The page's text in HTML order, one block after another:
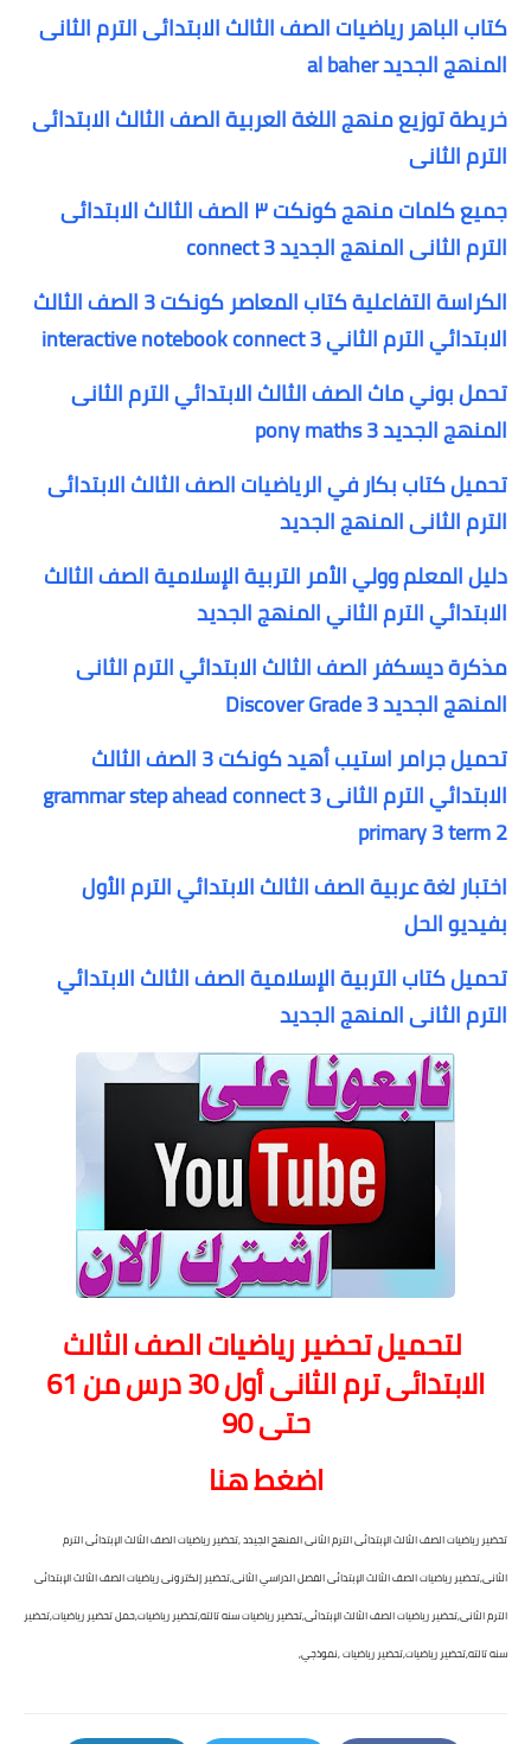
كتاب الباهر رياضيات الصف الثالث الابتدائى الترم الثانى
المنهج الجديد al baher
خريطة توزيع منهج اللغة العربية الصف الثالث الابتدائى
الترم الثانى
جميع كلمات منهج كونكت ٣ الصف الثالث الابتدائى
الترم الثانى المنهج الجديد connect 3
الكراسة التفاعلية كتاب المعاصر كونكت 3 الصف الثالث
الابتدائي الترم الثاني interactive notebook connect 3
تحمل بوني ماث الصف الثالث الابتدائي الترم الثانى
المنهج الجديد pony maths 3
تحميل كتاب بكار في الرياضيات الصف الثالث الابتدائى
الترم الثانى المنهج الجديد
دليل المعلم وولي الأمر التربية الإسلامية الصف الثالث
الابتدائي الترم الثاني المنهج الجديد
مذكرة ديسكفر الصف الثالث الابتدائي الترم الثانى
المنهج الجديد Discover Grade 3
تحميل جرامر استيب أهيد كونكت 3 الصف الثالث
الابتدائي الترم الثانى grammar step ahead connect 3
primary 3 term 2
اختبار لغة عربية الصف الثالث الابتدائي الترم الأول
بفيديو الحل
تحميل كتاب التربية الإسلامية الصف الثالث الابتدائي
الترم الثانى المنهج الجديد
لتحميل تحضير رياضيات الصف الثالث
الابتدائى ترم الثانى أول 30 درس من 61
حتى 90
اضغط هنا
تحضير رياضيات الصف الثالث الإبتدائى الترم الثانى المنهج الجيدد ,تحضير رياضيات الصف الثالث الإبتدائى الترم
الثانى,تحضير رياضيات الصف الثالث الإبتدائى الفصل الدراسي الثانى,تحضير إلكترونى رياضيات الصف الثالث الإبتدائى
الترم الثانى,تحضير رياضيات الصف الثالث الإبتدائى,تحضير رياضيات سنه تالته,تحضير رياضيات,حمل تحضير رياضيات,تحضير
سنه تالته,تحضير رياضيات,تحضير رياضيات ,نموذجي,